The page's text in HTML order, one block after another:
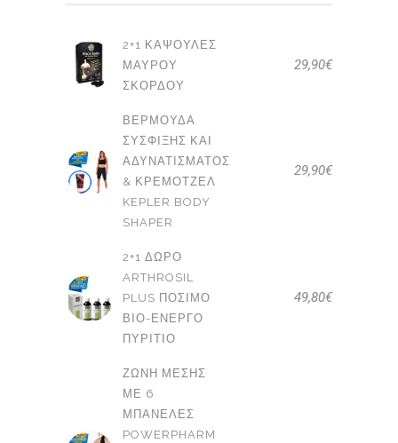
2+1 ΚΆΨΟΥΛΕΣ
ΜΑΎΡΟΥ
ΣΚΌΡΔΟΥ
29,90€
ΒΕΡΜΟΎΔΑ
ΣΎΣΦΙΞΗΣ ΚΑΙ
ΑΔΥΝΑΤΊΣΜΑΤΟΣ
& ΚΡΕΜΟΤΖΈΛ
KEPLER BODY
SHAPER
29,90€
2+1 ΔΩΡΟ
ARTHROSIL
PLUS ΠΌΣΙΜΟ
ΒΙΟ-ΕΝΕΡΓΌ
ΠΥΡΊΤΙΟ
49,80€
ΖΏΝΗ ΜΈΣΗΣ
ΜΕ 6
ΜΠΑΝΈΛΕΣ
POWERPHARM